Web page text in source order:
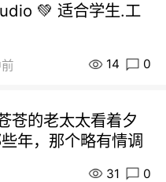
💚 适合学生.工
14 0
苍的老太太看着夕
年，那个略有情调
31 0